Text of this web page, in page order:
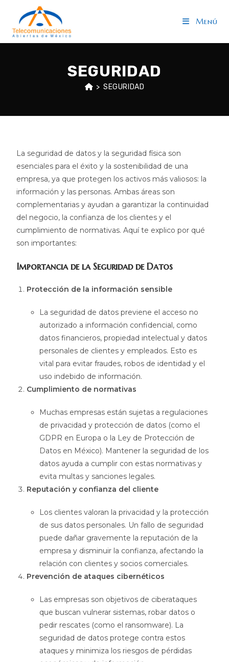
Menú
SEGURIDAD
> SEGURIDAD
La seguridad de datos y la seguridad física son
esenciales para el éxito y la sostenibilidad de una
empresa, ya que protegen los activos más valiosos: la
información y las personas. Ambas áreas son
complementarias y ayudan a garantizar la continuidad
del negocio, la confianza de los clientes y el
cumplimiento de normativas. Aquí te explico por qué
son importantes:
Importancia de la Seguridad de Datos
Protección de la información sensible
La seguridad de datos previene el acceso no
autorizado a información confidencial, como
datos financieros, propiedad intelectual y datos
personales de clientes y empleados. Esto es
vital para evitar fraudes, robos de identidad y el
uso indebido de información.
Cumplimiento de normativas
Muchas empresas están sujetas a regulaciones
de privacidad y protección de datos (como el
GDPR en Europa o la Ley de Protección de
Datos en México). Mantener la seguridad de los
datos ayuda a cumplir con estas normativas y
evita multas y sanciones legales.
Reputación y confianza del cliente
Los clientes valoran la privacidad y la protección
de sus datos personales. Un fallo de seguridad
puede dañar gravemente la reputación de la
empresa y disminuir la confianza, afectando la
relación con clientes y socios comerciales.
Prevención de ataques cibernéticos
Las empresas son objetivos de ciberataques
que buscan vulnerar sistemas, robar datos o
pedir rescates (como el ransomware). La
seguridad de datos protege contra estos
ataques y minimiza los riesgos de pérdidas